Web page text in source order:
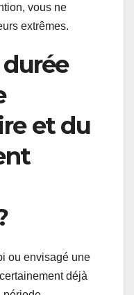
vous ne
extrêmes.
et du
ou envisagé une
déjà